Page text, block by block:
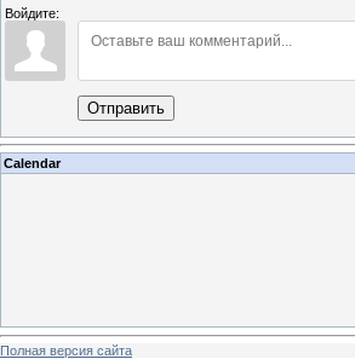
Войдите:
Отправить
Calendar
Полная версия сайта